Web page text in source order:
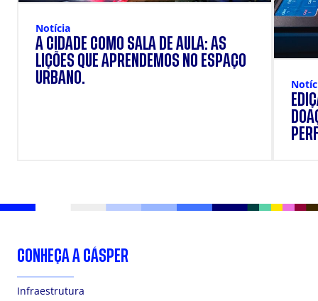
Notícia
A CIDADE COMO SALA DE AULA: AS
LIÇÕES QUE APRENDEMOS NO ESPAÇO
URBANO.
CONHEÇA A CÁSPER
Infraestrutura